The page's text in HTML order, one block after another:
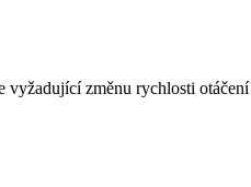
vyžadující změnu rychlosti